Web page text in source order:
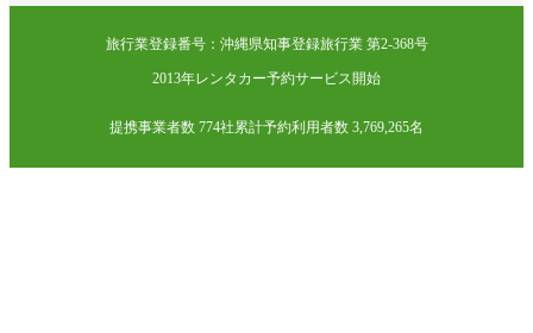
旅行業登録番号：沖縄県知事登録旅行業 第2-368号
2013年レンタカー予約サービス開始
提携事業者数 774社累計予約利用者数 3,769,265名